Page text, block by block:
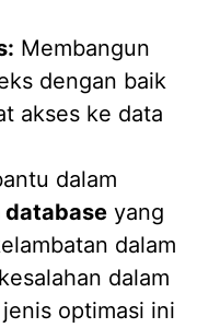
Membangun
dengan baik
akses ke data
dalam
database yang
dalam
dalam
optimasi ini